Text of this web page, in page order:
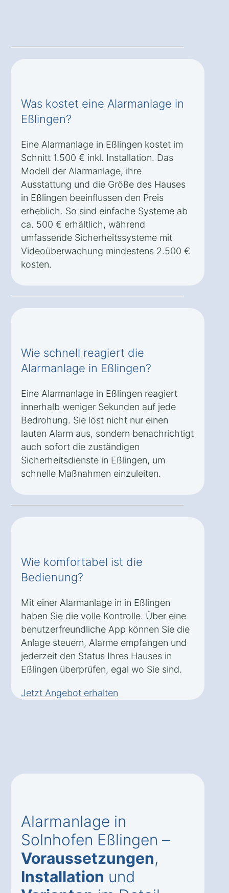
Was kostet eine Alarmanlage in
Eßlingen?
Eine Alarmanlage in Eßlingen kostet im
Schnitt 1.500 € inkl. Installation. Das
Modell der Alarmanlage, ihre
Ausstattung und die Größe des Hauses
in Eßlingen beeinflussen den Preis
erheblich. So sind einfache Systeme ab
ca. 500 € erhältlich, während
umfassende Sicherheitssysteme mit
Videoüberwachung mindestens 2.500 €
kosten.
Wie schnell reagiert die
Alarmanlage in Eßlingen?
Eine Alarmanlage in Eßlingen reagiert
innerhalb weniger Sekunden auf jede
Bedrohung. Sie löst nicht nur einen
lauten Alarm aus, sondern benachrichtigt
auch sofort die zuständigen
Sicherheitsdienste in Eßlingen, um
schnelle Maßnahmen einzuleiten.
Wie komfortabel ist die
Bedienung?
Mit einer Alarmanlage in in Eßlingen
haben Sie die volle Kontrolle. Über eine
benutzerfreundliche App können Sie die
Anlage steuern, Alarme empfangen und
jederzeit den Status Ihres Hauses in
Eßlingen überprüfen, egal wo Sie sind.
Jetzt Angebot erhalten
Alarmanlage in
Solnhofen Eßlingen –
Voraussetzungen,
Installation und